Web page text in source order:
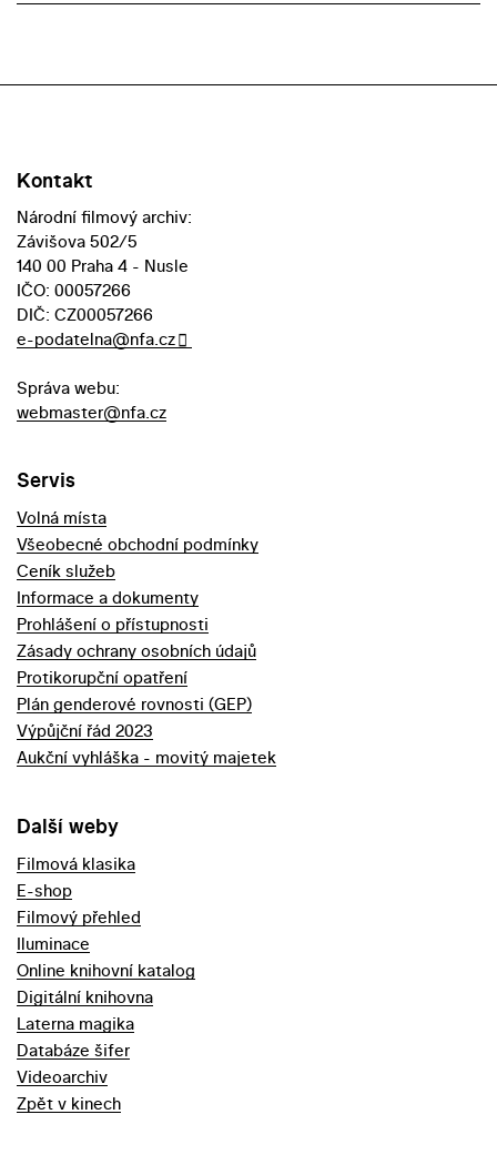
Kontakt
Národní filmový archiv:
Závišova 502/5
140 00 Praha 4 - Nusle
IČO: 00057266
DIČ: CZ00057266
e-podatelna@nfa.cz
Správa webu:
webmaster@nfa.cz
Servis
Volná místa
Všeobecné obchodní podmínky
Ceník služeb
Informace a dokumenty
Prohlášení o přístupnosti
Zásady ochrany osobních údajů
Protikorupční opatření
Plán genderové rovnosti (GEP)
Výpůjční řád 2023
Aukční vyhláška - movitý majetek
Další weby
Filmová klasika
E-shop
Filmový přehled
Iluminace
Online knihovní katalog
Digitální knihovna
Laterna magika
Databáze šifer
Videoarchiv
Zpět v kinech